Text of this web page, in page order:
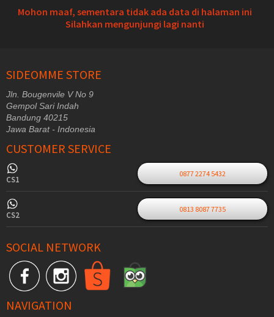
Mohon maaf, sementara tidak ada data di halaman ini
Silahkan mengunjungi lagi nanti
SIDEOMME STORE
Jln. Bougenvile V No 9
Gempol Sari Indah
Bandung 40215
Jawa Barat - Indonesia
CUSTOMER SERVICE
CS1
0877 2274 5432
CS2
0813 8087 7735
SOCIAL NETWORK
NAVIGATION